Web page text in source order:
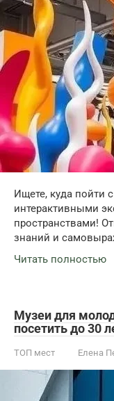
Ищете, куда пойти
интерактивными
пространствами!
знаний и
Читать полностью
Музеи для
посетить до 30
ТОП мест Елена